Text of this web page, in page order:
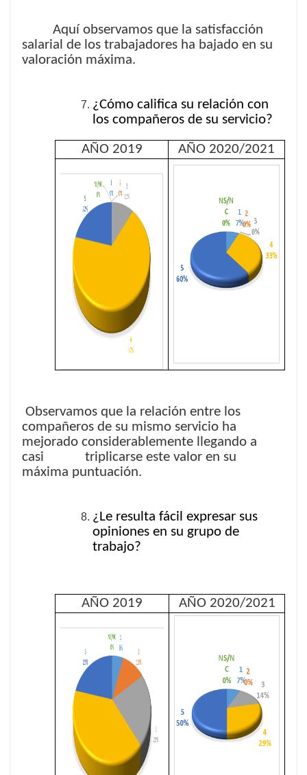
Aquí observamos que la satisfacción
salarial de los trabajadores ha bajado en su
valoración máxima.
¿Cómo califica su relación con
los compañeros de su servicio?
AÑO 2019 AÑO 2020/2021
Observamos que la relación entre los
compañeros de su mismo servicio ha
mejorado considerablemente llegando a
casi triplicarse este valor en su
máxima puntuación.
¿Le resulta fácil expresar sus
opiniones en su grupo de
trabajo?
AÑO 2019 AÑO 2020/2021